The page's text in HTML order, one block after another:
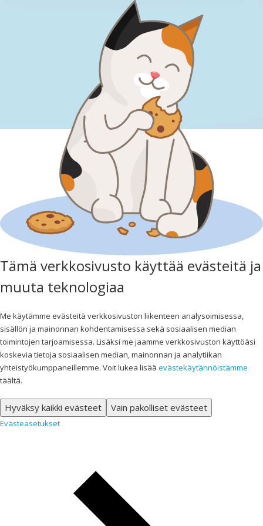
Tämä verkkosivusto käyttää evästeitä ja
muuta teknologiaa
Me käytämme evästeitä verkkosivuston liikenteen analysoimisessa,
sisällön ja mainonnan kohdentamisessa sekä sosiaalisen median
toimintojen tarjoamisessa. Lisäksi me jaamme verkkosivuston käyttöäsi
koskevia tietoja sosiaalisen median, mainonnan ja analytiikan
yhteistyökumppaneillemme. Voit lukea lisää evästekäytännöistämme
täältä.
Hyväksy kaikki evästeet Vain pakolliset evästeet
Evästeasetukset